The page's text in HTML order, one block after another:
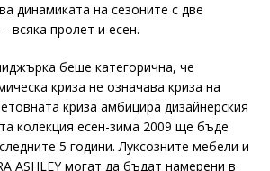
динамиката на сезоните с две
всяка пролет и есен.
беше категорична, че
криза не означава криза на
криза амбицира дизайнерския
колекция есен-зима 2009 ще бъде
5 години. Луксозните мебели и
ASHLEY могат да бъдат намерени в